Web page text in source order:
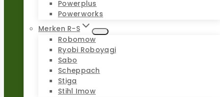
Powerplus
Powerworks
Merken R-S
Robomow
Ryobi Roboyagi
Sabo
Scheppach
Stiga
Stihl Imow